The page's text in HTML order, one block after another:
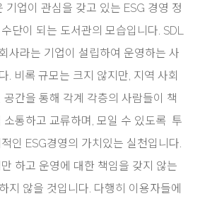
기업이 관심을 갖고 있는 ESG 경영 정
단이 되는 도서관의 모습입니다. SDL
사라는 기업이 설립하여 운영하는 사
. 비록 규모는 크지 않지만, 지역 사회
공간을 통해 각계 각층의 사람들이 책
소통하고 교류하며, 모일 수 있도록 투
인 ESG경영의 가치있는 실천입니다.
하고 운영에 대한 책임을 갖지 않는
지 않을 것입니다. 다행히 이용자들에